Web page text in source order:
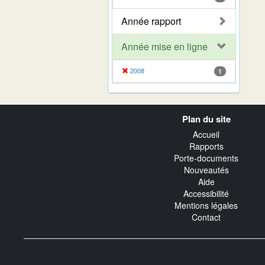
Année rapport
Année mise en ligne
2008 1
Plan du site
Accueil
Rapports
Porte-documents
Nouveautés
Aide
Accessibilité
Mentions légales
Contact